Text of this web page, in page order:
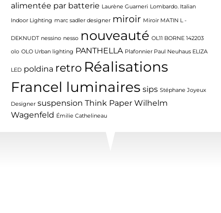
alimentée par batterie Laurène Guarneri Lombardo. Italian
Indoor Lighting marc sadler designer miroir Miroir MATIN L -
DEKNUDT nessino nesso nouveauté OL11 BORNE 142203
olo OLO Urban lighting PANTHELLA Plafonnier Paul Neuhaus ELIZA
LED poldina retro Réalisations
Francel luminaires sips Stéphane Joyeux
Designer suspension Think Paper Wilhelm
Wagenfeld Émilie Cathelineau